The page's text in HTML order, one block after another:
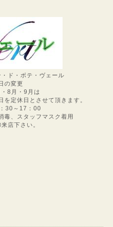
ド・ボテ・ヴェール
の変更
8月・9月は
定休日とさせて頂きます。
30～17：00
毒、スタッフマスク着用
店下さい。